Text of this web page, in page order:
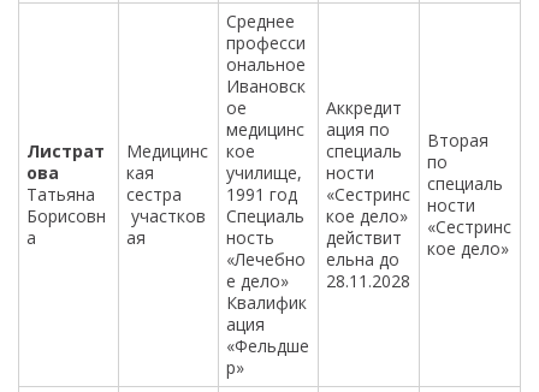
Листрат
ова
Татьяна
Борисовн
а
Медицинс
кая
сестра
участков
ая
Среднее
професси
ональное
Ивановск
ое
медицинс
кое
училище,
1991 год
Специаль
ность
«Лечебно
е дело»
Квалифик
ация
«Фельдше
р»
Аккредит
ация по
специаль
ности
«Сестринс
кое дело»
действит
ельна до
28.11.2028
Вторая
по
специаль
ности
«Сестринс
кое дело»